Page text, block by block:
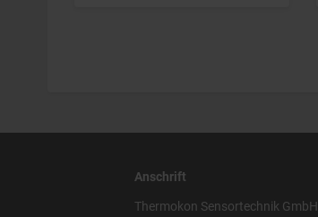
Anschrift
Thermokon Sensortechnik GmbH